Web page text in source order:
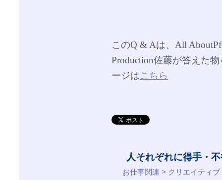
このQ & Aは、All
Production佐藤が答えた
ージはこちら
人それぞれに得手・
お仕事関連 > クリエイティ